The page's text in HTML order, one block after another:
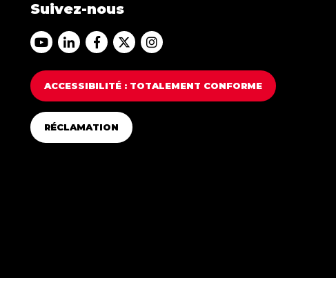
Suivez-nous
Accéder au Youtube Franfinance
Accéder au Linkedin Franfinance
Accéder au Facebook Franfinance
Accéder au Twitter Franfinance
Accéder au Instagram
ACCESSIBILITÉ : TOTALEMENT CONFORME
RÉCLAMATION